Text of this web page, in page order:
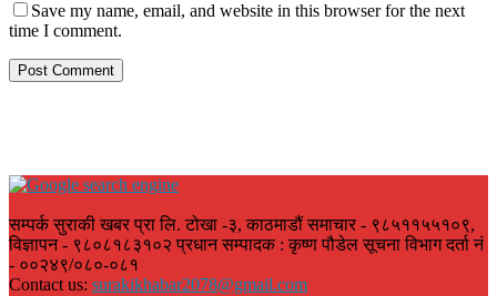
Save my name, email, and website in this browser for the next
time I comment.
सम्पर्क सुराकी खबर प्रा लि. टोखा -३, काठमाडौं समाचार - ९८५११५५१०९,
विज्ञापन - ९८०८१८३१०२ प्रधान सम्पादक : कृष्ण पौडेल सूचना विभाग दर्ता नं
- ००२४९/०८०-०८१
Contact us: surakikhabar2078@gmail.com